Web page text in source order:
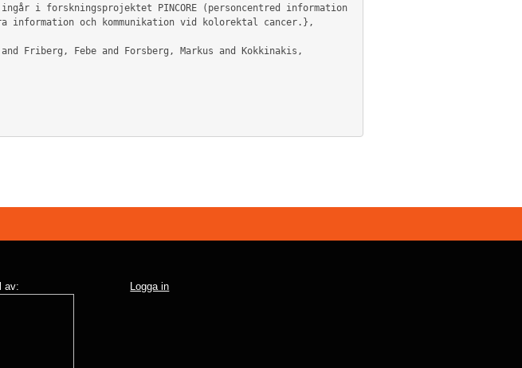
i forskningsprojektet PINCORE (personcentred information
och kommunikation vid kolorektal cancer.},
av: Logga in